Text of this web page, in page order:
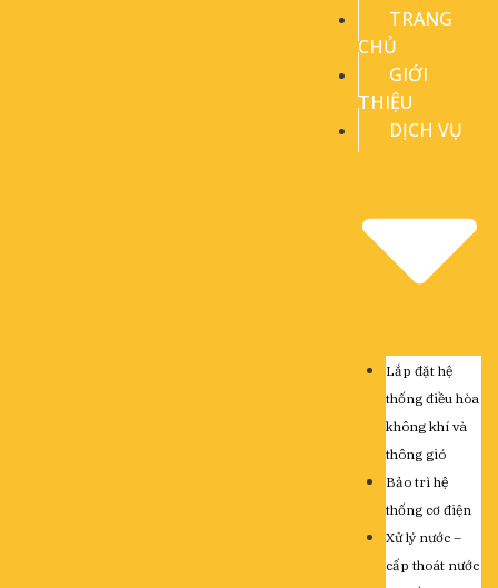
TRANG
CHỦ
GIỚI
THIỆU
DỊCH VỤ
Lắp đặt hệ
thống điều hòa
không khí và
thông gió
Bảo trì hệ
thống cơ điện
Xử lý nước –
cấp thoát nước